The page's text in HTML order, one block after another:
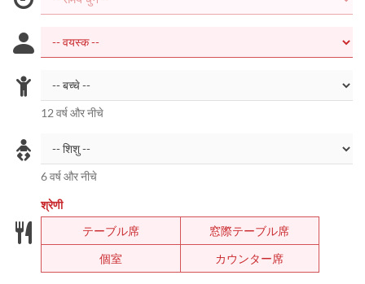
12 वर्ष और नीचे
6 वर्ष और नीचे
श्रेणी
テーブル席
窓際テーブル席
個室
カウンター席